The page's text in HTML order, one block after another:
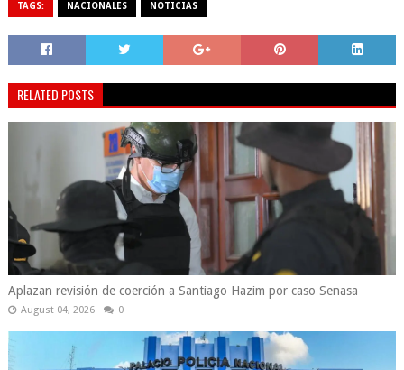
TAGS: NACIONALES NOTICIAS
RELATED POSTS
Aplazan revisión de coerción a Santiago Hazim por caso Senasa
August 04, 2026 0